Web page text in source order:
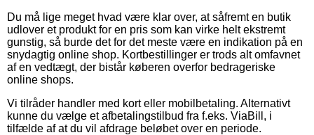
Du må lige meget hvad være klar over, at såfremt en butik
udlover et produkt for en pris som kan virke helt ekstremt
gunstig, så burde det for det meste være en indikation på en
snydagtig online shop. Kortbestillinger er trods alt omfavnet
af en vedtægt, der bistår køberen overfor bedrageriske
online shops.
Vi tilråder handler med kort eller mobilbetaling. Alternativt
kunne du vælge et afbetalingstilbud fra f.eks. ViaBill, i
tilfælde af at du vil afdrage beløbet over en periode.